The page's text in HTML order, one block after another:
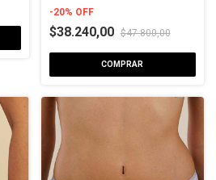
-20% OFF
$38.240,00 $47.800,00
COMPRAR